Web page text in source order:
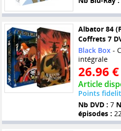
Albator 84
Coffrets 7
Black Box-
intégrale
26.96 €
Article
Points
Nb DVD : 7
épisodes :